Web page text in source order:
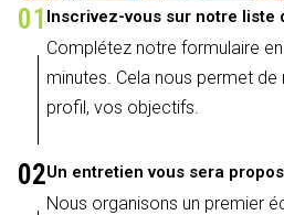
01 Inscrivez-vous sur notre liste
Complétez notre formulaire
minutes. Cela nous permet
profil, vos objectifs.
02Un entretien vous sera
Nous organisons un premier